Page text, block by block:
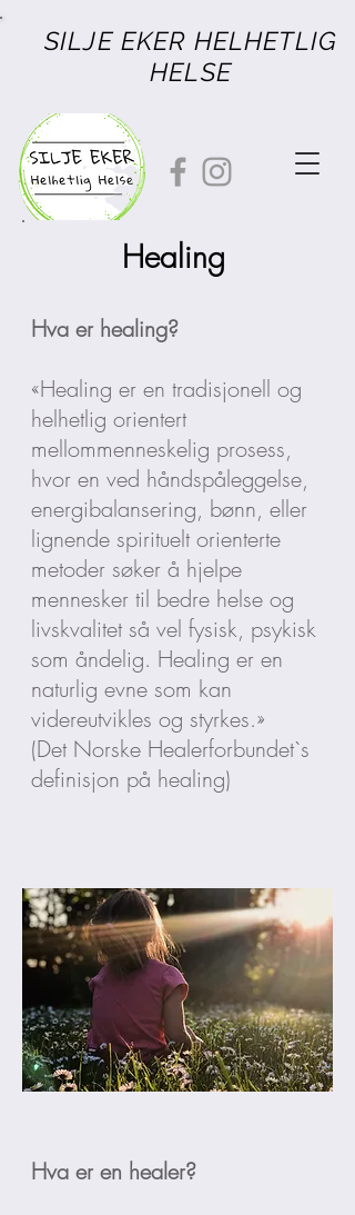
SILJE EKER HELHETLIG
HELSE
Healing
Hva er healing?
«Healing er en tradisjonell og
helhetlig orientert
mellommenneskelig prosess,
hvor en ved håndspåleggelse,
energibalansering, bønn, eller
lignende spirituelt orienterte
metoder søker å hjelpe
mennesker til bedre helse og
livskvalitet så vel fysisk, psykisk
som åndelig. Healing er en
naturlig evne som kan
videreutvikles og styrkes.»
(Det Norske Healerforbundet`s
definisjon på healing)
Hva er en healer?